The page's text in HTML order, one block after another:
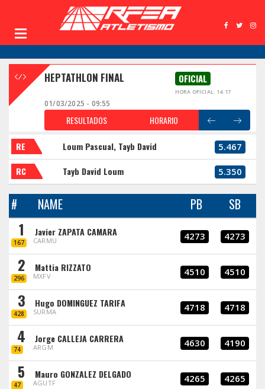
HEPTATHLON FINAL OFICIAL
HORA OFICIAL: 14:17
01/03/2025 - 09:55
RESULTADOS HORARIO
RE Loum Pascual, Tayb David 5.467
RC Tayb David Loum 5.350
# NAME PB SB
1
167
Javier ZAPATA CAMARA
CARMU 4273 4273
2
296
Mattia RIZZATO
MXFV 4510 4510
3
428
Hugo DOMINGUEZ TARIFA
SURMA 4718 4718
4
74
Jorge CALLEJA CARRERA
ARGM 4630 4190
5
47
Mauro GONZALEZ DELGADO
AGUTF 4265 4265